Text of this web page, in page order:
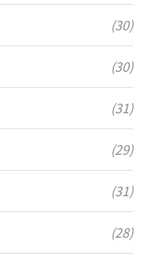
(30)
(30)
(31)
(29)
(31)
(28)